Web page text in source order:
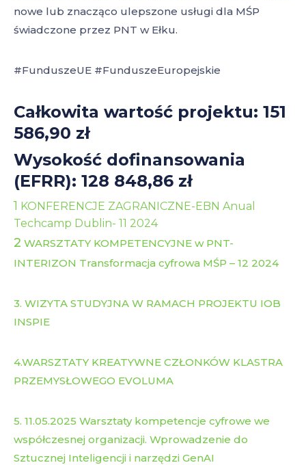
nowe lub znacząco ulepszone usługi dla MŚP
świadczone przez PNT w Ełku.
#FunduszeUE #FunduszeEuropejskie
Całkowita wartość projektu: 151
586,90 zł
Wysokość dofinansowania
(EFRR): 128 848,86 zł
1 KONFERENCJE ZAGRANICZNE-EBN Anual
Techcamp Dublin- 11 2024
2 WARSZTATY KOMPETENCYJNE w PNT-
INTERIZON Transformacja cyfrowa MŚP – 12 2024
3. WIZYTA STUDYJNA W RAMACH PROJEKTU IOB
INSPIE
4.WARSZTATY KREATYWNE CZŁONKÓW KLASTRA
PRZEMYSŁOWEGO EVOLUMA
5. 11.05.2025 Warsztaty kompetencje cyfrowe we
współczesnej organizacji. Wprowadzenie do
Sztucznej Inteligencji i narzędzi GenAI